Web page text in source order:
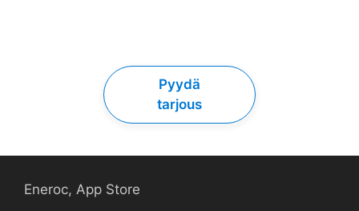
Pyydä
tarjous
Eneroc, App Store